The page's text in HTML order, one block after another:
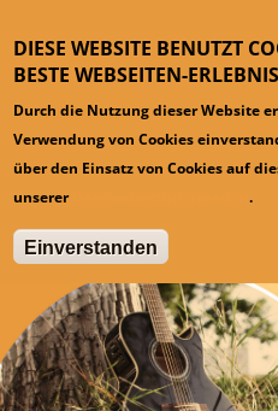
DIESE WEBSITE BENUTZT
BESTE WEBSEITEN-
Durch die Nutzung dieser Website
Verwendung von Cookies
über den Einsatz von Cookies auf
unserer
Datenschutzinformation.
Einverstanden